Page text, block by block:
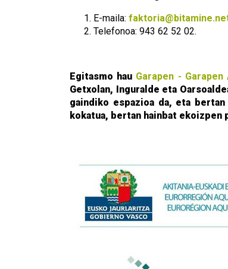
E-maila:
Telefonoa: 943 62 52 02.
Egitasmo hau Garapen -
Getxolan, Inguralde eta
gaindiko espazioa da, eta
kokatua, bertan hainbat